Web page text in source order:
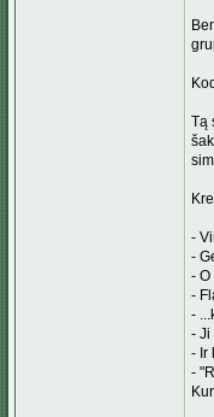
Tą
-
-
-
-
-
- Ji
- Ir
-